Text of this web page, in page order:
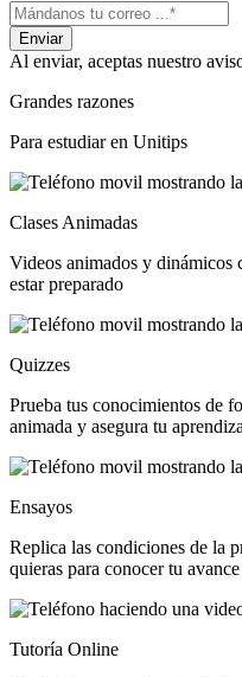
Al enviar, aceptas nuestro
Grandes razones
Para estudiar en Unitips
Clases Animadas
Videos animados y dinámicos
estar preparado
Quizzes
Prueba tus conocimientos de
animada y asegura tu
Ensayos
Replica las condiciones de la
quieras para conocer tu avance
Tutoría Online